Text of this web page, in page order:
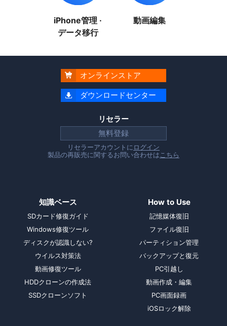
iPhone管理 ·
データ移行
動画編集
 オンラインストア
 ダウンロードセンター
リセラー
無料登録
リセラーアカウントに ログイン
製品の再販売に関するお問い合わせは こちら
知識ベース
SDカード修復ガイド
Windows修復ツール
ディスクが認識しない?
ウイルス対策法
動画修復ツール
HDDクローンの作成法
SSDクローンソフト
How to Use
記憶媒体復旧
ファイル復旧
パーティション管理
バックアップと復元
PC引越し
動画作成・編集
PC画面録画
iOSロック解除